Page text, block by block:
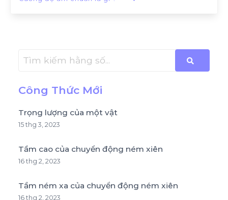
Công Thức Mới
Trọng lượng của một vật
15 thg 3, 2023
Tầm cao của chuyển động ném xiên
16 thg 2, 2023
Tầm ném xa của chuyển động ném xiên
16 thg 2, 2023